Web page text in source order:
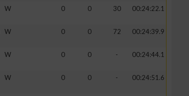
W 0 0 30 00:24:22.1
W 0 0 72 00:24:39.9
W 0 0 - 00:24:44.1
W 0 0 - 00:24:51.6